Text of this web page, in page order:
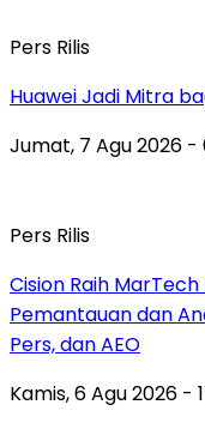
Pers Rilis
Huawei Jadi Mitra
Jumat, 7 Agu 2026 -
Pers Rilis
Cision Raih
Pemantauan dan
Pers, dan AEO
Kamis, 6 Agu 2026 -